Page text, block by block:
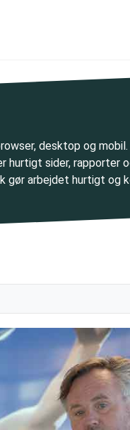
desktop og mobil.
sider, rapporter
arbejdet hurtigt og